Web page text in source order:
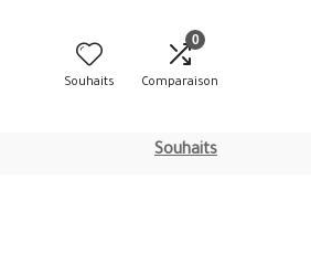
Souhaits
0
Comparaison
Souhaits